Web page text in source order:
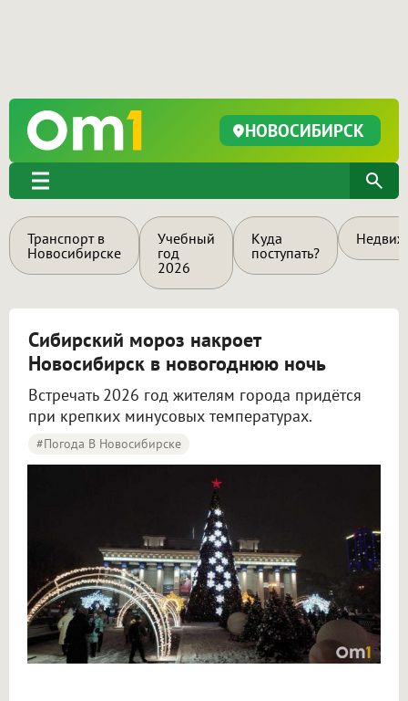
НОВОСИБИРСК
Транспорт в
Новосибирске
Учебный
год
2026
Куда
поступать?
Сибирский мороз накроет
Новосибирск в новогоднюю ночь
Встречать 2026 год жителям города придётся
при крепких минусовых температурах.
#Погода В Новосибирске